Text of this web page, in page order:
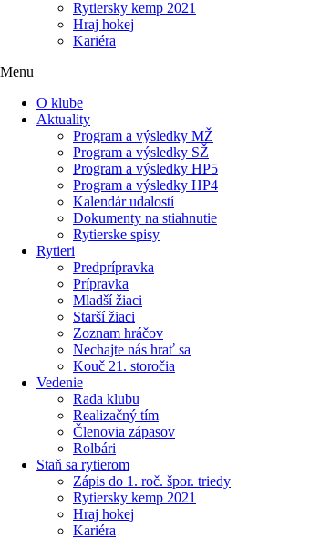
Rytiersky kemp 2021
Hraj hokej
Kariéra
Menu
O klube
Aktuality
Program a výsledky MŽ
Program a výsledky SŽ
Program a výsledky HP5
Program a výsledky HP4
Kalendár udalostí
Dokumenty na stiahnutie
Rytierske spisy
Rytieri
Predprípravka
Prípravka
Mladší žiaci
Starší žiaci
Zoznam hráčov
Nechajte nás hrať sa
Kouč 21. storočia
Vedenie
Rada klubu
Realizačný tím
Členovia zápasov
Rolbári
Staň sa rytierom
Zápis do 1. roč. špor. triedy
Rytiersky kemp 2021
Hraj hokej
Kariéra